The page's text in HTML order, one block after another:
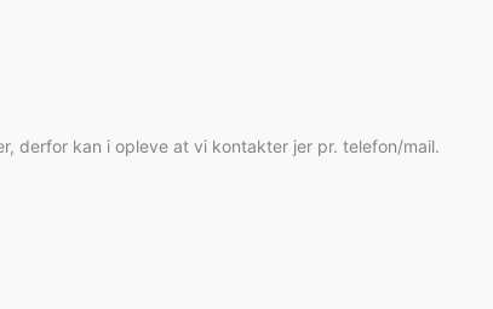
derfor kan i opleve at vi kontakter jer pr. telefon/mail.